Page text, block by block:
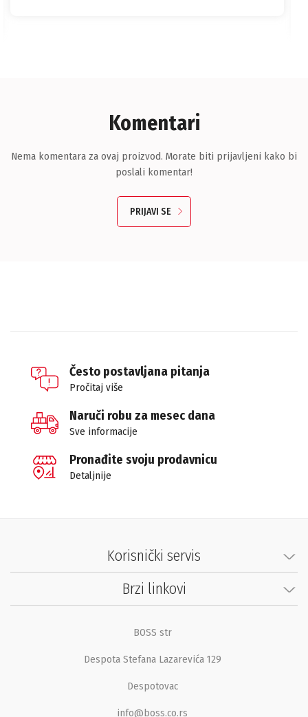
Komentari
Nema komentara za ovaj proizvod. Morate biti prijavljeni kako bi
poslali komentar!
PRIJAVI SE
Često postavljana pitanja
Pročitaj više
Naruči robu za mesec dana
Sve informacije
Pronađite svoju prodavnicu
Detaljnije
Korisnički servis
Brzi linkovi
BOSS str
Despota Stefana Lazarevića 129
Despotovac
info@boss.co.rs